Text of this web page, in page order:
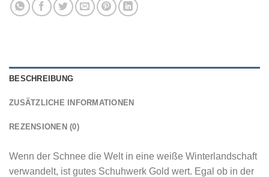
BESCHREIBUNG
ZUSÄTZLICHE INFORMATIONEN
REZENSIONEN (0)
Wenn der Schnee die Welt in eine weiße Winterlandschaft
verwandelt, ist gutes Schuhwerk Gold wert. Egal ob in der